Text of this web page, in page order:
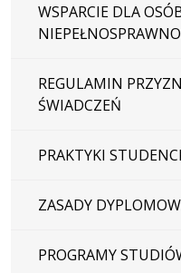
WSPARCIE DLA
REGULAMIN
ŚWIADCZEŃ
PRAKTYKI
ZASADY
PROGRAMY